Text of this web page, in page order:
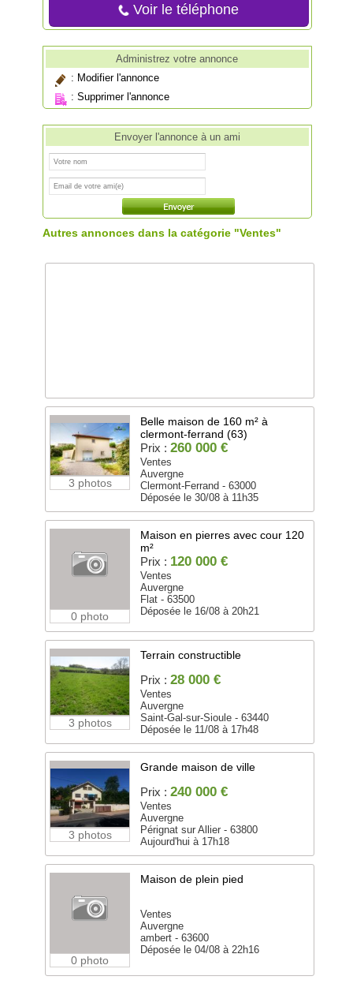
Voir le téléphone
Administrez votre annonce
: Modifier l'annonce
:Supprimer l'annonce
Envoyer l'annonce à un ami
Autres annonces dans la catégorie "Ventes"
3 photos
Belle maison de 160 m² à
clermont-ferrand (63)
Prix : 260 000 €
Ventes
Auvergne
Clermont-Ferrand - 63000
Déposée le 30/08 à 11h35
0 photo
Maison en pierres avec cour 120
m²
Prix : 120 000 €
Ventes
Auvergne
Flat - 63500
Déposée le 16/08 à 20h21
3 photos
Terrain constructible
Prix : 28 000 €
Ventes
Auvergne
Saint-Gal-sur-Sioule - 63440
Déposée le 11/08 à 17h48
3 photos
Grande maison de ville
Prix : 240 000 €
Ventes
Auvergne
Pérignat sur Allier - 63800
Aujourd'hui à 17h18
0 photo
Maison de plein pied
Ventes
Auvergne
ambert - 63600
Déposée le 04/08 à 22h16